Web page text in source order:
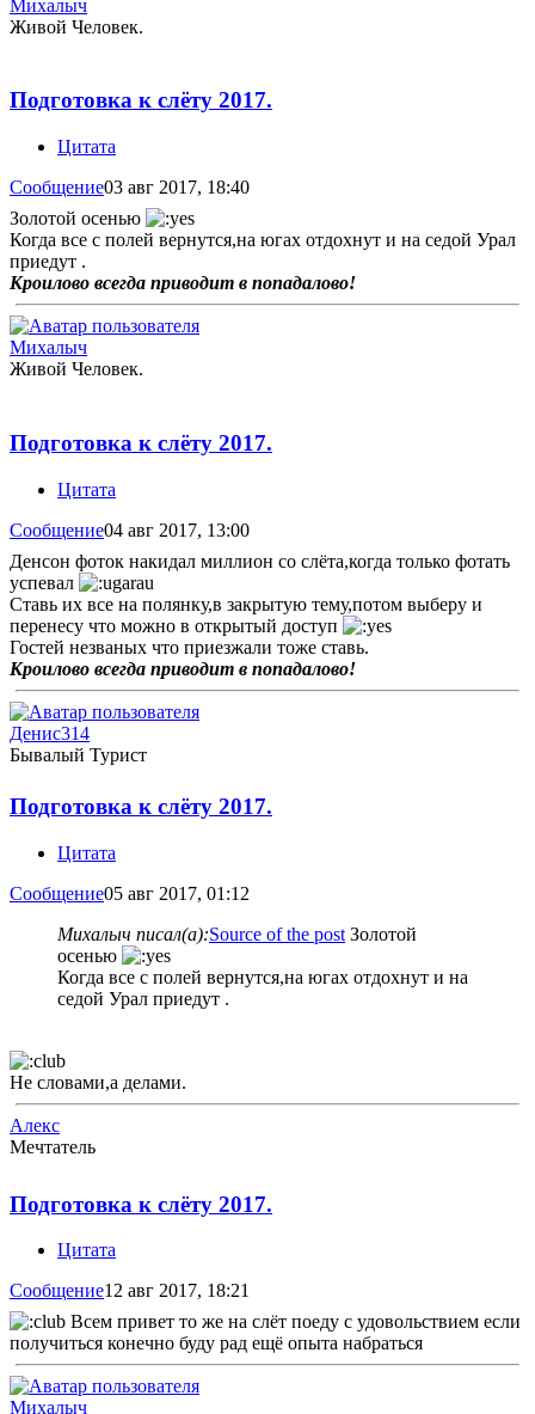
Михалыч
Живой Человек.
Подготовка к слёту 2017.
Цитата
Сообщение03 авг 2017, 18:40
Золотой осенью
Когда все с полей вернутся,на югах отдохнут и на седой Урал
приедут .
Кроилово всегда приводит в попадалово!
Михалыч
Живой Человек.
Подготовка к слёту 2017.
Цитата
Сообщение04 авг 2017, 13:00
Денсон фоток накидал миллион со слёта,когда только фотать
успевал
Ставь их все на полянку,в закрытую тему,потом выберу и
перенесу что можно в открытый доступ
Гостей незваных что приезжали тоже ставь.
Кроилово всегда приводит в попадалово!
Денис314
Бывалый Турист
Подготовка к слёту 2017.
Цитата
Сообщение05 авг 2017, 01:12
Михалыч писал(а):Source of the post Золотой
осенью
Когда все с полей вернутся,на югах отдохнут и на
седой Урал приедут .
Не словами,а делами.
Алекс
Мечтатель
Подготовка к слёту 2017.
Цитата
Сообщение12 авг 2017, 18:21
Всем привет то же на слёт поеду с удовольствием если
получиться конечно буду рад ещё опыта набраться
Михалыч